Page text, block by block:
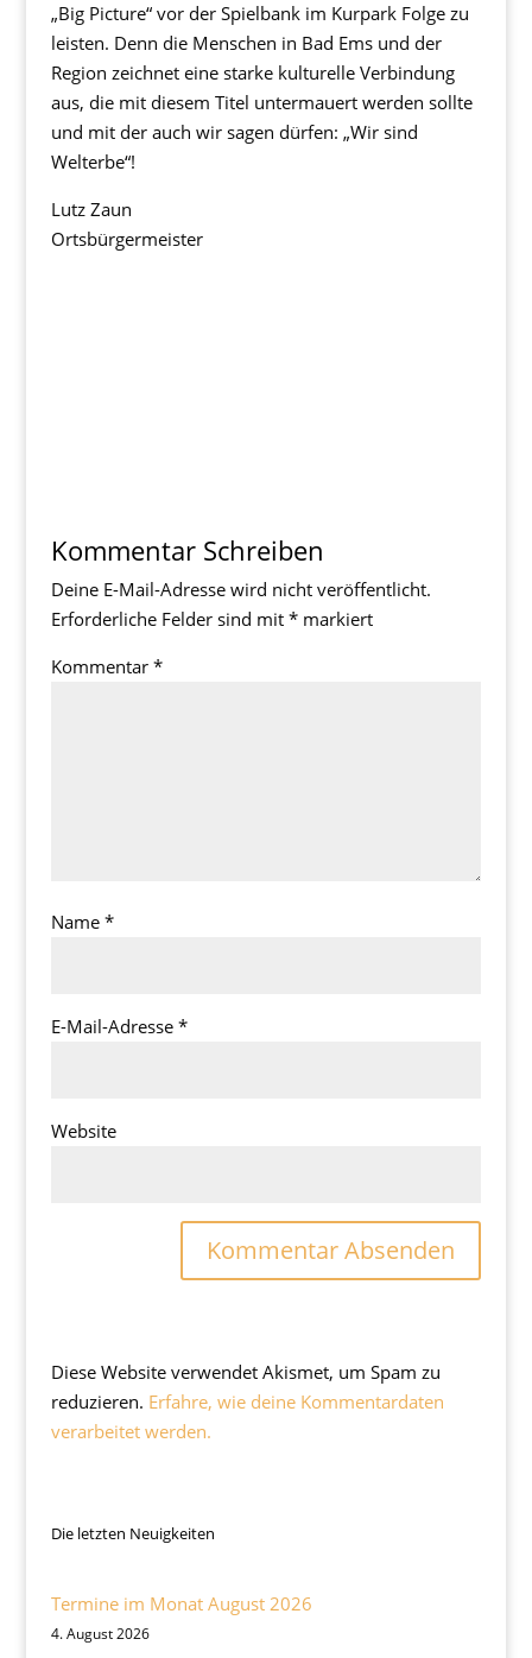
„Big Picture“ vor der Spielbank im Kurpark Folge zu
leisten. Denn die Menschen in Bad Ems und der
Region zeichnet eine starke kulturelle Verbindung
aus, die mit diesem Titel untermauert werden sollte
und mit der auch wir sagen dürfen: „Wir sind
Welterbe“!
Lutz Zaun
Ortsbürgermeister
Kommentar Schreiben
Deine E-Mail-Adresse wird nicht veröffentlicht.
Erforderliche Felder sind mit *markiert
Kommentar *
Name *
E-Mail-Adresse *
Website
Diese Website verwendet Akismet, um Spam zu
reduzieren. Erfahre, wie deine Kommentardaten
verarbeitet werden.
Die letzten Neuigkeiten
Termine im Monat August 2026
4. August 2026